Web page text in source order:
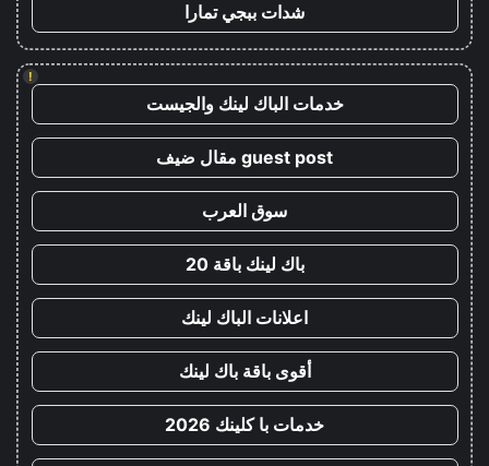
شدات ببجي تمارا
!
خدمات الباك لينك والجيست
guest post مقال ضيف
سوق العرب
باك لينك باقة 20
اعلانات الباك لينك
أقوى باقة باك لينك
خدمات با كلينك 2026